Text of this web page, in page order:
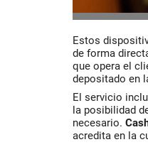
Estos
de forma
que opera el
depositado en
El servicio
la posibilidad
necesario.
acredita en la